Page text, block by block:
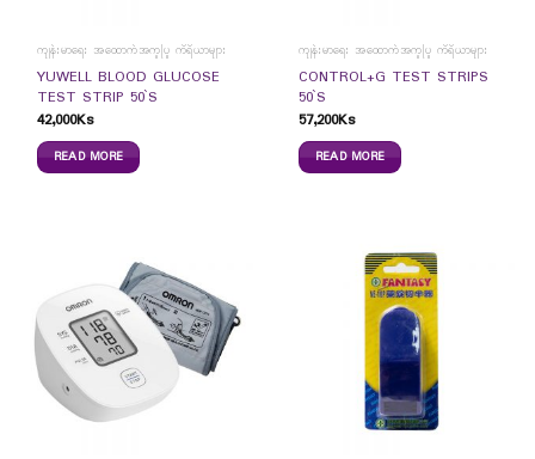
ကျန်းမာရေး အထောက်အကူပြု ကိရိယာများ
YUWELL BLOOD GLUCOSE
TEST STRIP 50`S
42,000Ks
READ MORE
ကျန်းမာရေး အထောက်အကူပြု ကိရိယာများ
CONTROL+G TEST STRIPS
50`S
57,200Ks
READ MORE